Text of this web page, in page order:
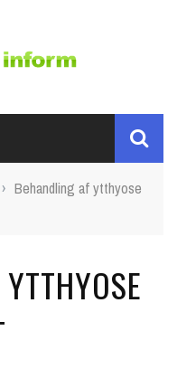
› Behandling af ytthyose